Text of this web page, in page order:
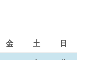
金 土 日